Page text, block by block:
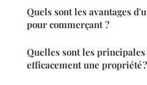
Quels sont les avantages
pour commerçant ?
Quelles sont les
efficacement une propriété ?